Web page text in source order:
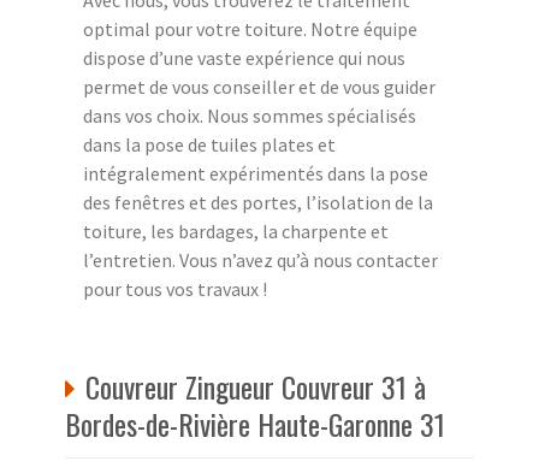
optimal pour votre toiture. Notre équipe
dispose d’une vaste expérience qui nous
permet de vous conseiller et de vous guider
dans vos choix. Nous sommes spécialisés
dans la pose de tuiles plates et
intégralement expérimentés dans la pose
des fenêtres et des portes, l’isolation de la
toiture, les bardages, la charpente et
l’entretien. Vous n’avez qu’à nous contacter
pour tous vos travaux !
Couvreur Zingueur Couvreur 31 à
Bordes-de-Rivière Haute-Garonne 31